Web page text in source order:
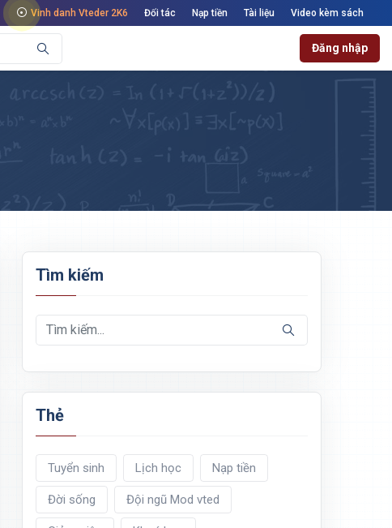
Vinh danh Vteder 2K6 Đối tác Nạp tiền Tài liệu Video kèm sách
Đăng nhập
Tìm kiếm
Thẻ
Tuyển sinh Lịch học Nạp tiền
Đời sống Đội ngũ Mod vted